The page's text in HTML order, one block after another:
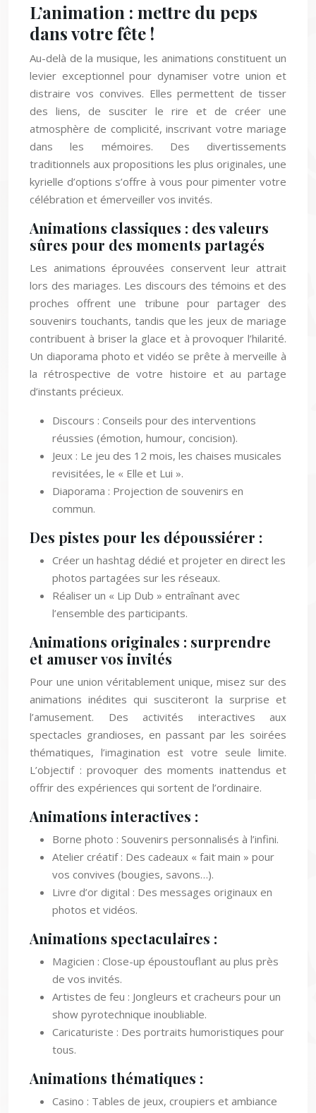
L’animation : mettre du peps
dans votre fête !
Au-delà de la musique, les animations constituent un
levier exceptionnel pour dynamiser votre union et
distraire vos convives. Elles permettent de tisser
des liens, de susciter le rire et de créer une
atmosphère de complicité, inscrivant votre mariage
dans les mémoires. Des divertissements
traditionnels aux propositions les plus originales, une
kyrielle d’options s’offre à vous pour pimenter votre
célébration et émerveiller vos invités.
Animations classiques : des valeurs
sûres pour des moments partagés
Les animations éprouvées conservent leur attrait
lors des mariages. Les discours des témoins et des
proches offrent une tribune pour partager des
souvenirs touchants, tandis que les jeux de mariage
contribuent à briser la glace et à provoquer l’hilarité.
Un diaporama photo et vidéo se prête à merveille à
la rétrospective de votre histoire et au partage
d’instants précieux.
Discours : Conseils pour des interventions
réussies (émotion, humour, concision).
Jeux : Le jeu des 12 mois, les chaises musicales
revisitées, le « Elle et Lui ».
Diaporama : Projection de souvenirs en
commun.
Des pistes pour les dépoussiérer :
Créer un hashtag dédié et projeter en direct les
photos partagées sur les réseaux.
Réaliser un « Lip Dub » entraînant avec
l’ensemble des participants.
Animations originales : surprendre
et amuser vos invités
Pour une union véritablement unique, misez sur des
animations inédites qui susciteront la surprise et
l’amusement. Des activités interactives aux
spectacles grandioses, en passant par les soirées
thématiques, l’imagination est votre seule limite.
L’objectif : provoquer des moments inattendus et
offrir des expériences qui sortent de l’ordinaire.
Animations interactives :
Borne photo : Souvenirs personnalisés à l’infini.
Atelier créatif : Des cadeaux « fait main » pour
vos convives (bougies, savons…).
Livre d’or digital : Des messages originaux en
photos et vidéos.
Animations spectaculaires :
Magicien : Close-up époustouflant au plus près
de vos invités.
Artistes de feu : Jongleurs et cracheurs pour un
show pyrotechnique inoubliable.
Caricaturiste : Des portraits humoristiques pour
tous.
Animations thématiques :
Casino : Tables de jeux, croupiers et ambiance